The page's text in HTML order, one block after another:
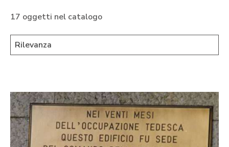
17 oggetti nel catalogo